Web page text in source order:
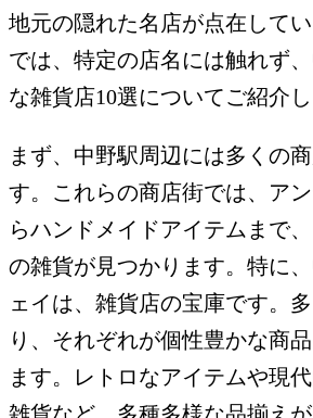
地元の隠れた名店が点在して
では、特定の店名には触れず
な雑貨店10選についてご紹介し
まず、中野駅周辺には多くの
す。これらの商店街では、ア
らハンドメイドアイテムまで
の雑貨が見つかります。特に
ェイは、雑貨店の宝庫です。
り、それぞれが個性豊かな商
ます。レトロなアイテムや現